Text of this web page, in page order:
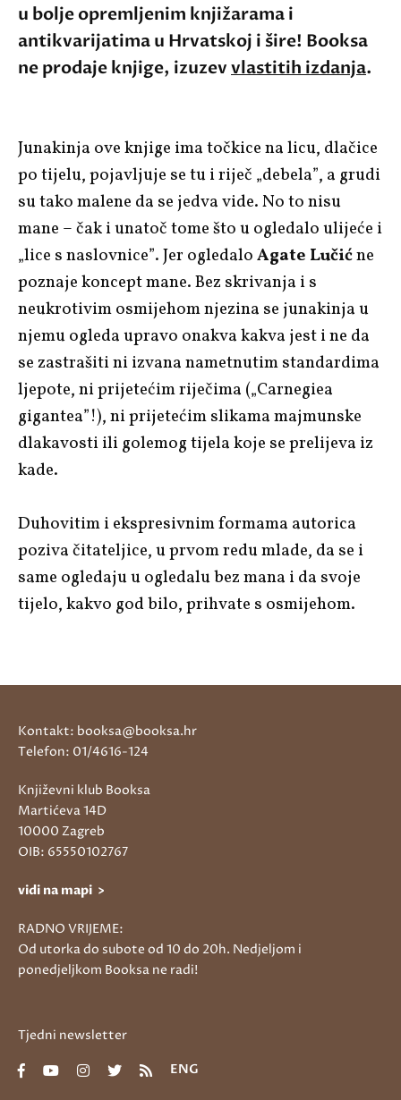
u bolje opremljenim knjižarama i
antikvarijatima u Hrvatskoj i šire! Booksa
ne prodaje knjige, izuzevvlastitih izdanja.
Junakinja ove knjige ima točkice na licu, dlačice
po tijelu, pojavljuje se tu i riječ „debela”, a grudi
su tako malene da se jedva vide. No to nisu
mane – čak i unatoč tome što u ogledalo ulijeće i
„lice s naslovnice”. Jer ogledaloAgate Lučićne
poznaje koncept mane. Bez skrivanja i s
neukrotivim osmijehom njezina se junakinja u
njemu ogleda upravo onakva kakva jest i ne da
se zastrašiti ni izvana nametnutim standardima
ljepote, ni prijetećim riječima („Carnegiea
gigantea”!), ni prijetećim slikama majmunske
dlakavosti ili golemog tijela koje se prelijeva iz
kade.
Duhovitim i ekspresivnim formama autorica
poziva čitateljice, u prvom redu mlade, da se i
same ogledaju u ogledalu bez mana i da svoje
tijelo, kakvo god bilo, prihvate s osmijehom.
Kontakt: booksa@booksa.hr
Telefon: 01/4616-124
Književni klub Booksa
Martićeva 14D
10000 Zagreb
OIB: 65550102767
vidi na mapi >
RADNO VRIJEME:
Od utorka do subote od 10 do 20h. Nedjeljom i
ponedjeljkom Booksa ne radi!
Tjedni newsletter
ENG